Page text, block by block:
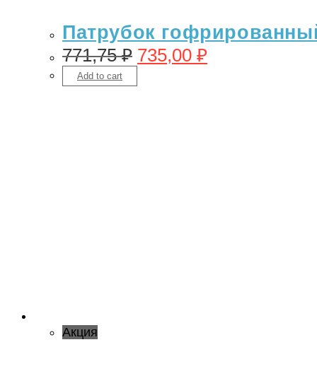
Патрубок
771,75₽ 735,00 ₽
Add to cart
Акция